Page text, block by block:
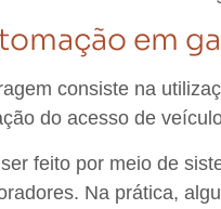
em
consiste na
do acesso de
feito por meio de
Na prática,